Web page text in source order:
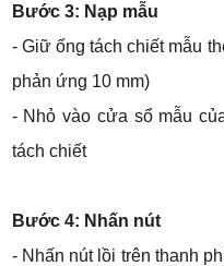
Bước 3: Nạp mẫu
- Giữ ống tách chiết mẫu
phản ứng 10 mm)
- Nhỏ vào cửa sổ mẫu
tách chiết
Bước 4: Nhấn nút
- Nhấn nút lồi trên thanh